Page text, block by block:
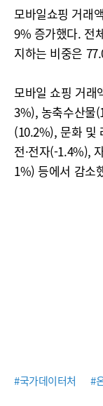
모바일쇼핑 거래
9% 증가했다. 전
지하는 비중은
모바일 쇼핑 거래
3%), 농축수산물
(10.2%), 문화 및
전·전자(-1.4%),
1%) 등에서 감소
#국가데이터처 #